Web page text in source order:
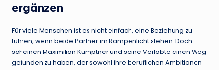
ergänzen
Für viele Menschen ist es nicht einfach, eine Beziehung zu
führen, wenn beide Partner im Rampenlicht stehen. Doch
scheinen Maximilian Kumptner und seine Verlobte einen Weg
gefunden zu haben, der sowohl ihre beruflichen Ambitionen